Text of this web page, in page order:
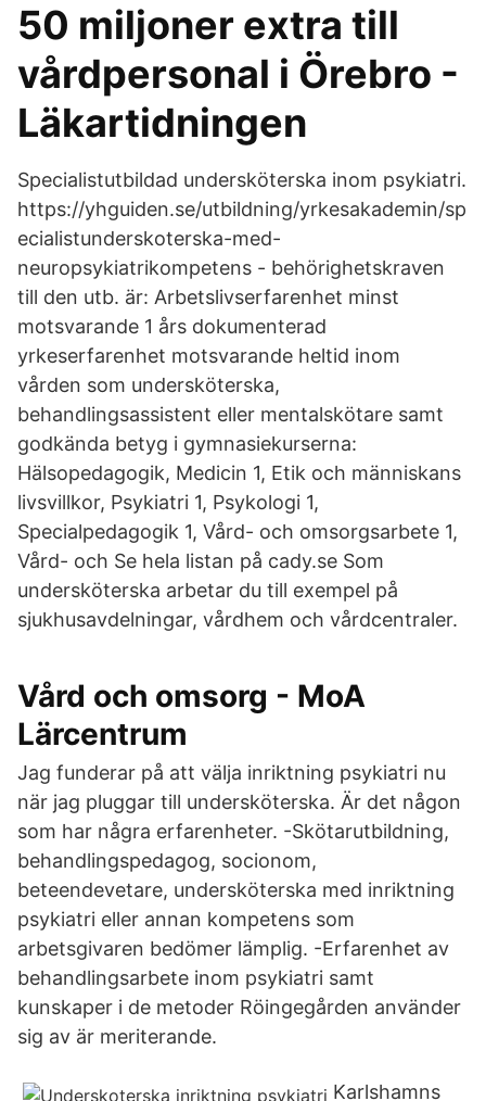
50 miljoner extra till
vårdpersonal i Örebro -
Läkartidningen
Specialistutbildad undersköterska inom psykiatri.
https://yhguiden.se/utbildning/yrkesakademin/sp
ecialistunderskoterska-med-
neuropsykiatrikompetens - behörighetskraven
till den utb. är: Arbetslivserfarenhet minst
motsvarande 1 års dokumenterad
yrkeserfarenhet motsvarande heltid inom
vården som undersköterska,
behandlingsassistent eller mentalskötare samt
godkända betyg i gymnasiekurserna:
Hälsopedagogik, Medicin 1, Etik och människans
livsvillkor, Psykiatri 1, Psykologi 1,
Specialpedagogik 1, Vård- och omsorgsarbete 1,
Vård- och Se hela listan på cady.se Som
undersköterska arbetar du till exempel på
sjukhusavdelningar, vårdhem och vårdcentraler.
Vård och omsorg - MoA
Lärcentrum
Jag funderar på att välja inriktning psykiatri nu
när jag pluggar till undersköterska. Är det någon
som har några erfarenheter. -Skötarutbildning,
behandlingspedagog, socionom,
beteendevetare, undersköterska med inriktning
psykiatri eller annan kompetens som
arbetsgivaren bedömer lämplig. -Erfarenhet av
behandlingsarbete inom psykiatri samt
kunskaper i de metoder Röingegården använder
sig av är meriterande.
Karlshamns